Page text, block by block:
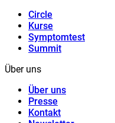
Circle
Kurse
Symptomtest
Summit
Über uns
Über uns
Presse
Kontakt